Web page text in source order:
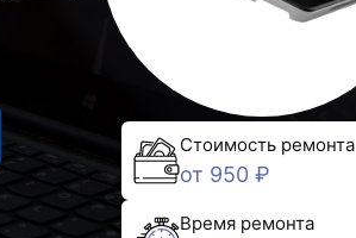
Стоимость ремонта
от 950 ₽
Время ремонта